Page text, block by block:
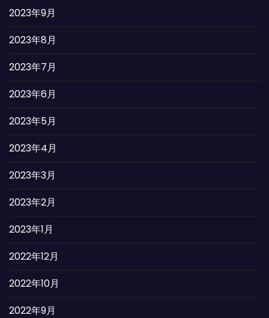
2023年9月
2023年8月
2023年7月
2023年6月
2023年5月
2023年4月
2023年3月
2023年2月
2023年1月
2022年12月
2022年10月
2022年9月